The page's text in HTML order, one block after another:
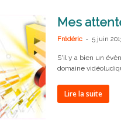
Mes
Frédéric - 5 juin
S'il y a bien un
domaine
Lire la suite